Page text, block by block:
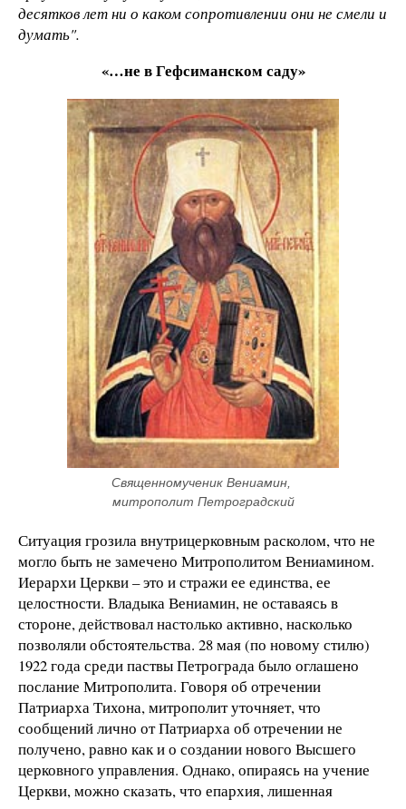
десятков лет ни о каком сопротивлении они не смели и
думать".
«…не в Гефсиманском саду»
Священномученик Вениамин,
митрополит Петроградский
Ситуация грозила внутрицерковным расколом, что не
могло быть не замечено Митрополитом Вениамином.
Иерархи Церкви – это и стражи ее единства, ее
целостности. Владыка Вениамин, не оставаясь в
стороне, действовал настолько активно, насколько
позволяли обстоятельства. 28 мая (по новому стилю)
1922 года среди паствы Петрограда было оглашено
послание Митрополита. Говоря об отречении
Патриарха Тихона, митрополит уточняет, что
сообщений лично от Патриарха об отречении не
получено, равно как и о создании нового Высшего
церковного управления. Однако, опираясь на учение
Церкви, можно сказать, что епархия, лишенная